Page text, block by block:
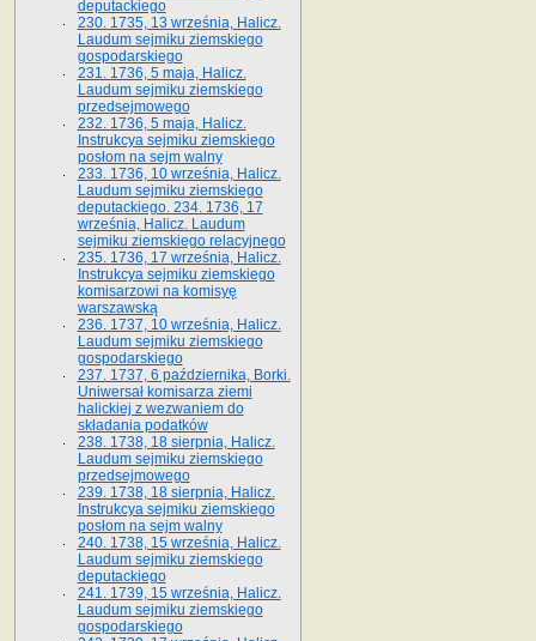
deputackiego
230. 1735, 13 września, Halicz.
Laudum sejmiku ziemskiego
gospodarskiego
231. 1736, 5 maja, Halicz.
Laudum sejmiku ziemskiego
przedsejmowego
232. 1736, 5 maja, Halicz.
Instrukcya sejmiku ziemskiego
posłom na sejm walny
233. 1736, 10 września, Halicz.
Laudum sejmiku ziemskiego
deputackiego. 234. 1736, 17
września, Halicz. Laudum
sejmiku ziemskiego relacyjnego
235. 1736, 17 września, Halicz.
Instrukcya sejmiku ziemskiego
komisarzowi na komisyę
warszawską
236. 1737, 10 września, Halicz.
Laudum sejmiku ziemskiego
gospodarskiego
237. 1737, 6 października, Borki.
Uniwersał komisarza ziemi
halickiej z wezwaniem do
składania podatków
238. 1738, 18 sierpnia, Halicz.
Laudum sejmiku ziemskiego
przedsejmowego
239. 1738, 18 sierpnia, Halicz.
Instrukcya sejmiku ziemskiego
posłom na sejm walny
240. 1738, 15 września, Halicz.
Laudum sejmiku ziemskiego
deputackiego
241. 1739, 15 września, Halicz.
Laudum sejmiku ziemskiego
gospodarskiego